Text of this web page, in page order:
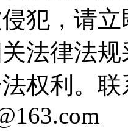
犯，请
法律法
权利。